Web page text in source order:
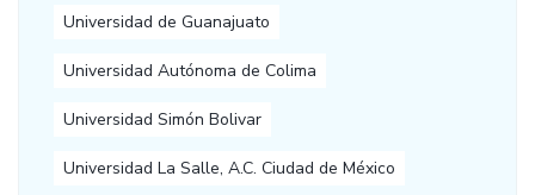
Universidad de Guanajuato
Universidad Autónoma de Colima
Universidad Simón Bolivar
Universidad La Salle, A.C. Ciudad de México